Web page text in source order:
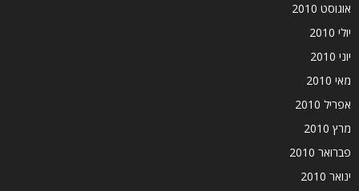
אוגוסט 2010
יולי 2010
יוני 2010
מאי 2010
אפריל 2010
מרץ 2010
פברואר 2010
ינואר 2010